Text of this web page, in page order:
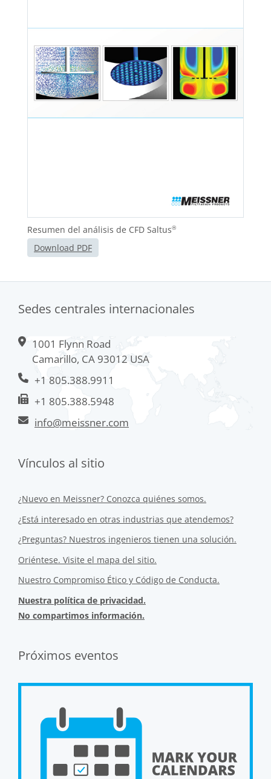
Resumen del análisis de CFD Saltus®
Download PDF
Sedes centrales internacionales
1001 Flynn Road
Camarillo, CA 93012 USA
+1 805.388.9911
+1 805.388.5948
info@meissner.com
Vínculos al sitio
¿Nuevo en Meissner? Conozca quiénes somos.
¿Está interesado en otras industrias que atendemos?
¿Preguntas? Nuestros ingenieros tienen una solución.
Oriéntese. Visite el mapa del sitio.
Nuestro Compromiso Ético y Código de Conducta.
Nuestra política de privacidad.
No compartimos información.
Próximos eventos